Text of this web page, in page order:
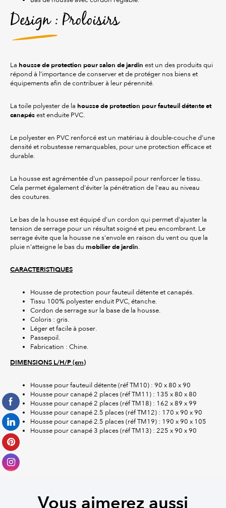
Design : Proloisirs
La housse de protection pour salon de jardin est un des produits qui
répond à l’importance de conserver et de protéger nos biens et
équipements afin de contribuer à leur pérennité.
La toile polyester de la housse de protection pour fauteuil détente et
canapés est enduite PVC.
Le polyester en PVC renforcé est un matériau à double-couche d’une
densité et robustesse remarquables, pour une protection efficace et
durable.
La housse est agrémentée d'un passepoil pour renforcer le tissu.
Cela permet également d'éviter la pénétration de l'eau au niveau
des coutures.
Le bas de la housse est équipé d’un cordon qui permet d’ajuster la
tension de serrage pour un résultat soigné et peu encombrant. Le
serrage évite que la housse ne s’envole en raison du vent ou que la
pluie n’atteigne le bas du mobilier de jardin.
CARACTERISTIQUES
Housse de protection pour fauteuil détente et canapés.
Tissu 100% polyester enduit PVC, étanche.
Cordon de serrage sur la base de la housse.
Coloris : gris.
Léger et facile à poser.
Passepoil.
Fabrication : Chine.
DIMENSIONS L/H/P (cm)
Housse pour fauteuil détente (réf TM10) : 90 x 80 x 90
Housse pour canapé 2 places (réf TM11) : 135 x 80 x 80
Housse pour canapé 2 places (réf TM18) : 162 x 89 x 99
Housse pour canapé 2.5 places (réf TM12) : 170 x 90 x 90
Housse pour canapé 2.5 places (réf TM19) : 190 x 90 x 105
Housse pour canapé 3 places (réf TM13) : 225 x 90 x 90
Vous aimerez aussi